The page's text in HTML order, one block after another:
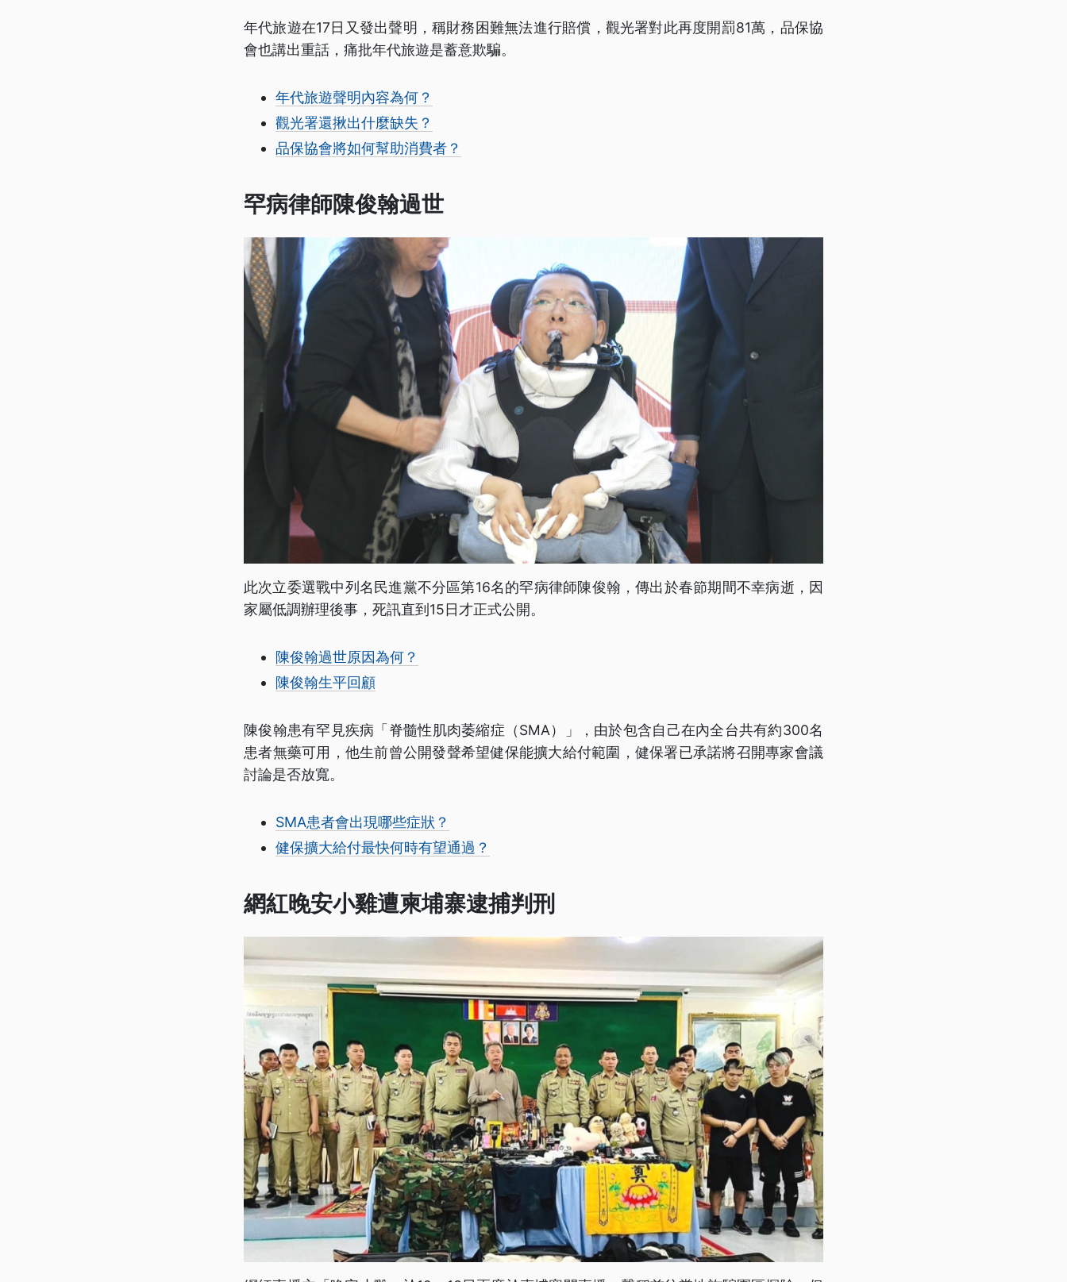
年代旅遊在17日又發出聲明，稱財務困難無法進行賠償，觀光署對此再度開罰81萬，品保協
會也講出重話，痛批年代旅遊是蓄意欺騙。
年代旅遊聲明內容為何？
觀光署還揪出什麼缺失？
品保協會將如何幫助消費者？
罕病律師陳俊翰過世
此次立委選戰中列名民進黨不分區第16名的罕病律師陳俊翰，傳出於春節期間不幸病逝，因
家屬低調辦理後事，死訊直到15日才正式公開。
陳俊翰過世原因為何？
陳俊翰生平回顧
陳俊翰患有罕見疾病「脊髓性肌肉萎縮症（SMA）」，由於包含自己在內全台共有約300名
患者無藥可用，他生前曾公開發聲希望健保能擴大給付範圍，健保署已承諾將召開專家會議
討論是否放寬。
SMA患者會出現哪些症狀？
健保擴大給付最快何時有望通過？
網紅晚安小雞遭柬埔寨逮捕判刑